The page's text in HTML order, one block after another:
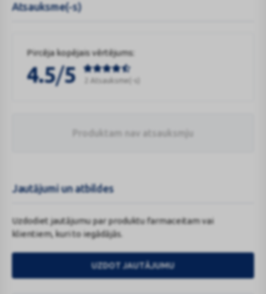
Atsauksme(-s)
Pircēja kopējais vērtējums:
4.5/5 2 Atsauksme(-s)
Produktam nav atsauksmju
Jautājumi un atbildes
Uzdodiet jautājumu par produktu farmaceitam vai
klientiem, kuri to iegādājās.
UZDOT JAUTĀJUMU